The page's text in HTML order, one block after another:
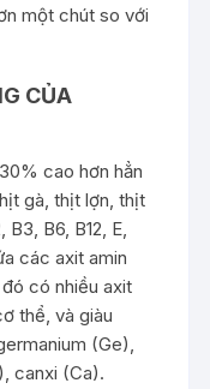
một chút so với
CỦA
cao hơn hẳn
gà, thịt lợn, thịt
B6, B12, E,
các axit amin
có nhiều axit
thể, và giàu
(Ge),
canxi (Ca).